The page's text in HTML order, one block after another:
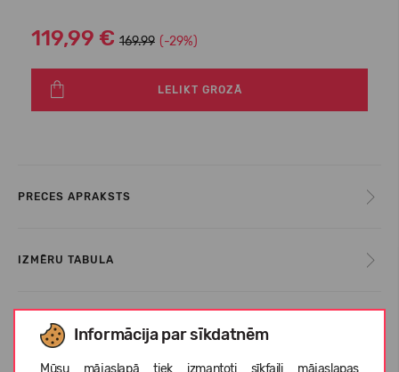
Informācija par sīkdatnēm
Mūsu mājaslapā tiek izmantoti sīkfaili mājaslapas
119,99 € 169.99 (-29%)
LELIKT GROZĀ
PRECES APRAKSTS
IZMĒRU TABULA
KOPŠANAS INSTRUKCIJAS